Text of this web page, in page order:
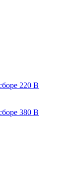
220 В
380 В